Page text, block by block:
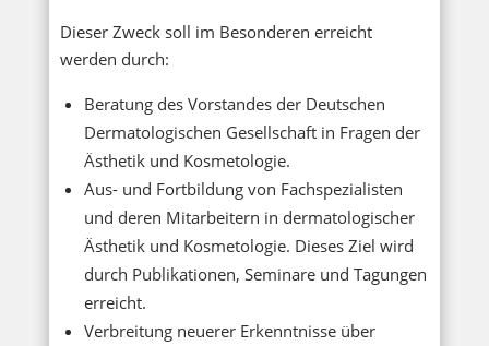
Dieser Zweck soll im Besonderen erreicht
werden durch:
Beratung des Vorstandes der Deutschen
Dermatologischen Gesellschaft in Fragen der
Ästhetik und Kosmetologie.
Aus- und Fortbildung von Fachspezialisten
und deren Mitarbeitern in dermatologischer
Ästhetik und Kosmetologie. Dieses Ziel wird
durch Publikationen, Seminare und Tagungen
erreicht.
Verbreitung neuerer Erkenntnisse über